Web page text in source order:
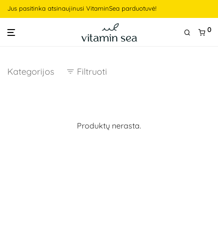
Jus pasitinka atsinaujinusi VitaminSea parduotuvė!
0
Kategorijos Filtruoti
Produktų nerasta.